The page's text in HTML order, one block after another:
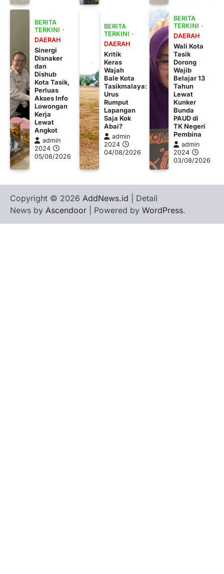
BERITA
TERKINI
DAERAH
Sinergi
Disnaker
dan
Dishub
Kota Tasik,
Perluas
Akses Info
Lowongan
Kerja
Lewat
Angkot
admin
2024
05/08/2026
BERITA
TERKINI
DAERAH
Kritik
Keras
Wajah
Bale Kota
Tasikmalaya:
Urus
Rumput
Lapangan
Saja Kok
Abai?
admin
2024
04/08/2026
BERITA
TERKINI
DAERAH
Wali Kota
Tasik
Dorong
Wajib
Belajar 13
Tahun
Lewat
Kunker
Bunda
PAUD di
TK Negeri
Pembina
admin
2024
03/08/2026
Copyright © 2026 AddNews.id | Detail
News by Ascendoor | Powered by WordPress.